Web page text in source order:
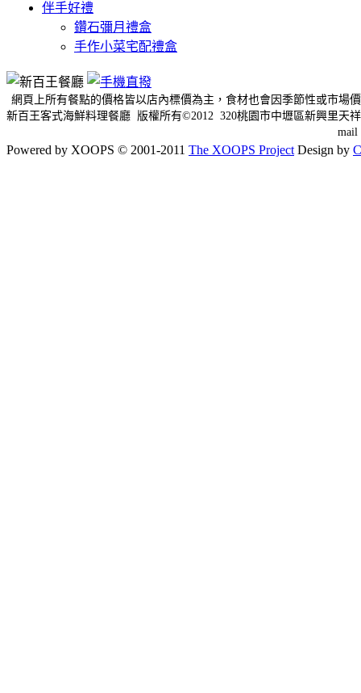
伴手好禮
鑽石彌月禮盒
手作小菜宅配禮盒
網頁上所有餐點的價格皆以店內標價為主，食材也會因季節性或市場
新百王客式海鮮料理餐廳 版權所有©2012 320桃園市中壢區新興里
mail
Powered by XOOPS © 2001-2011 The XOOPS Project Design by